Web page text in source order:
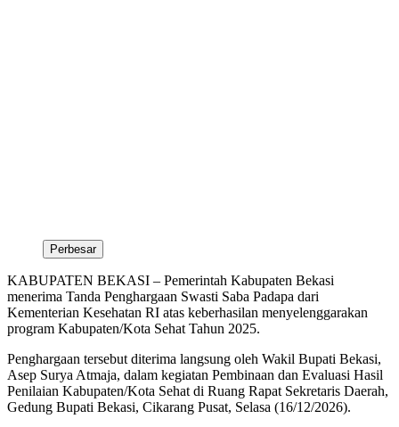
Perbesar
KABUPATEN BEKASI – Pemerintah Kabupaten Bekasi
menerima Tanda Penghargaan Swasti Saba Padapa dari
Kementerian Kesehatan RI atas keberhasilan menyelenggarakan
program Kabupaten/Kota Sehat Tahun 2025.
Penghargaan tersebut diterima langsung oleh Wakil Bupati Bekasi,
Asep Surya Atmaja, dalam kegiatan Pembinaan dan Evaluasi Hasil
Penilaian Kabupaten/Kota Sehat di Ruang Rapat Sekretaris Daerah,
Gedung Bupati Bekasi, Cikarang Pusat, Selasa (16/12/2026).